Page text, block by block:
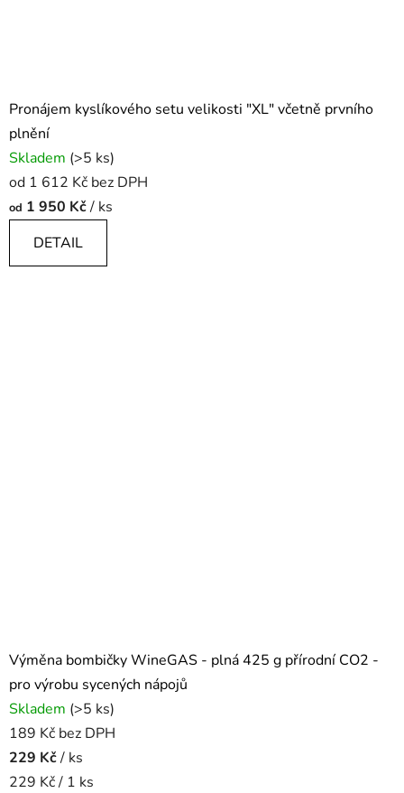
Pronájem kyslíkového setu velikosti "XL" včetně prvního
plnění
Skladem (>5 ks)
od 1 612 Kč bez DPH
od 1 950 Kč/ ks
DETAIL
Výměna bombičky WineGAS - plná 425 g přírodní CO2 -
pro výrobu sycených nápojů
Skladem (>5 ks)
189 Kč bez DPH
229 Kč/ ks
Měrná
229 Kč / 1 ks